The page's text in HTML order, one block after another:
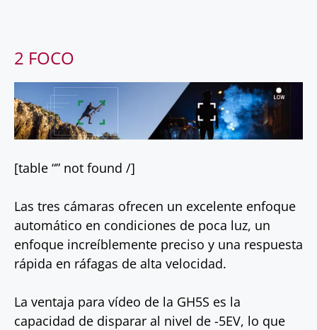
2 FOCO
[table “” not found /]
Las tres cámaras ofrecen un excelente enfoque
automático en condiciones de poca luz, un
enfoque increíblemente preciso y una respuesta
rápida en ráfagas de alta velocidad.
La ventaja para vídeo de la GH5S es la
capacidad de disparar al nivel de -5EV, lo que